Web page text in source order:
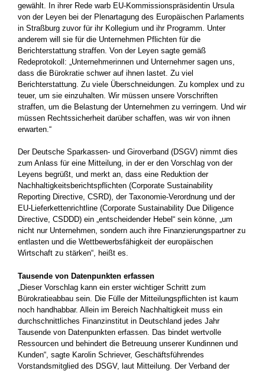
gewählt. In ihrer Rede warb EU-Kommissionspräsidentin Ursula
von der Leyen bei der Plenartagung des Europäischen Parlaments
in Straßburg zuvor für ihr Kollegium und ihr Programm. Unter
anderem will sie für die Unternehmen Pflichten für die
Berichterstattung straffen. Von der Leyen sagte gemäß
Redeprotokoll: „Unternehmerinnen und Unternehmer sagen uns,
dass die Bürokratie schwer auf ihnen lastet. Zu viel
Berichterstattung. Zu viele Überschneidungen. Zu komplex und zu
teuer, um sie einzuhalten. Wir müssen unsere Vorschriften
straffen, um die Belastung der Unternehmen zu verringern. Und wir
müssen Rechtssicherheit darüber schaffen, was wir von ihnen
erwarten.“
Der Deutsche Sparkassen- und Giroverband (DSGV) nimmt dies
zum Anlass für eine Mitteilung, in der er den Vorschlag von der
Leyens begrüßt, und merkt an, dass eine Reduktion der
Nachhaltigkeitsberichtspflichten (Corporate Sustainability
Reporting Directive, CSRD), der Taxonomie-Verordnung und der
EU-Lieferkettenrichtline (Corporate Sustainability Due Diligence
Directive, CSDDD) ein „entscheidender Hebel“ sein könne, „um
nicht nur Unternehmen, sondern auch ihre Finanzierungspartner zu
entlasten und die Wettbewerbsfähigkeit der europäischen
Wirtschaft zu stärken“, heißt es.
Tausende von Datenpunkten erfassen
„Dieser Vorschlag kann ein erster wichtiger Schritt zum
Bürokratieabbau sein. Die Fülle der Mitteilungspflichten ist kaum
noch handhabbar. Allein im Bereich Nachhaltigkeit muss ein
durchschnittliches Finanzinstitut in Deutschland jedes Jahr
Tausende von Datenpunkten erfassen. Das bindet wertvolle
Ressourcen und behindert die Betreuung unserer Kundinnen und
Kunden“, sagte Karolin Schriever, Geschäftsführendes
Vorstandsmitglied des DSGV, laut Mitteilung. Der Verband der